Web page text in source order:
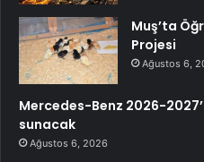
Muş’ta
Projesi
Ağustos 6,
Mercedes-Benz 2026-
sunacak
Ağustos 6, 2026